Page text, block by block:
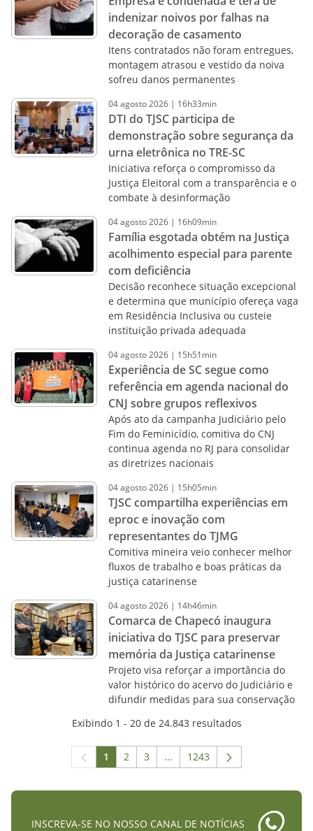
indenizar noivos por falhas na
decoração de casamento
Itens contratados não foram entregues,
montagem atrasou e vestido da noiva
sofreu danos permanentes
04agosto2026 | 16h33min
DTI do TJSC participa de
demonstração sobre segurança da
urna eletrônica no TRE-SC
Iniciativa reforça o compromisso da
Justiça Eleitoral com a transparência e o
combate à desinformação
04agosto2026 | 16h09min
Família esgotada obtém na Justiça
acolhimento especial para parente
com deficiência
Decisão reconhece situação excepcional
e determina que município ofereça vaga
em Residência Inclusiva ou custeie
instituição privada adequada
04agosto2026 | 15h51min
Experiência de SC segue como
referência em agenda nacional do
CNJ sobre grupos reflexivos
Após ato da campanha Judiciário pelo
Fim do Feminicídio, comitiva do CNJ
continua agenda no RJ para consolidar
as diretrizes nacionais
04agosto2026 | 15h05min
TJSC compartilha experiências em
eproc e inovação com
representantes do TJMG
Comitiva mineira veio conhecer melhor
fluxos de trabalho e boas práticas da
justiça catarinense
04agosto2026 | 14h46min
Comarca de Chapecó inaugura
iniciativa do TJSC para preservar
memória da Justiça catarinense
Projeto visa reforçar a importância do
valor histórico do acervo do Judiciário e
difundir medidas para sua conservação
Exibindo 1 - 20 de 24.843 resultados
Página
1 Página
2 Página
3 ...Páginas intermediárias Usar
Página
1243
INSCREVA-SE NO NOSSO CANAL DE NOTÍCIAS